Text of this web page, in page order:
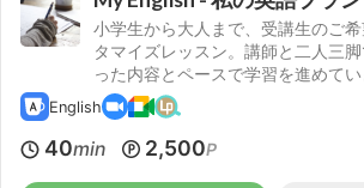
小学生から大人まで、受講生のご
タマイズレッスン。講師と二人三
った内容とペースで学習を進めてい
English
40min 2,500P